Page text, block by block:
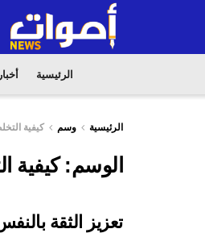
الرئيسية
الرئيسية وسم كيفية
الوسم:كيفية